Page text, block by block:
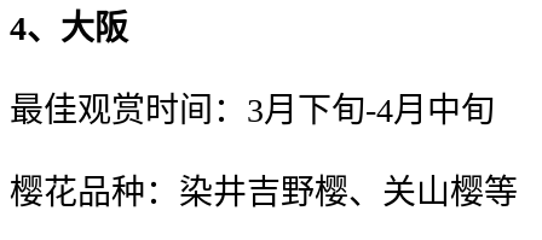
4、大阪
最佳观赏时间：3月下旬-4月中旬
樱花品种：染井吉野樱、关山樱等